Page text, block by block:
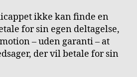
ikke kan finde en
for sin egen deltagelse,
– uden garanti – at
der vil betale for sin